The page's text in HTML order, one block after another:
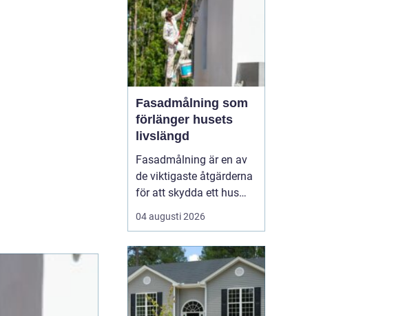
Fasadmålning som
förlänger husets
livslängd
Fasadmålning är en av
de viktigaste åtgärderna
för att skydda ett hus
mot väder, vind och
slitage över tid. Genom
noggrant, välja rätt
färgsystem och utföra
målningsmo...
04 augusti 2026